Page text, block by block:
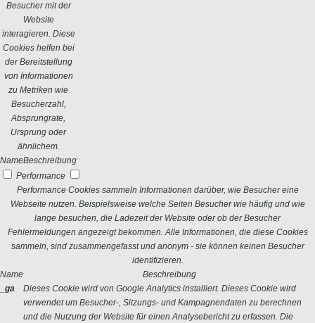
Besucher mit der
Website
interagieren. Diese
Cookies helfen bei
der Bereitstellung
von Informationen
zu Metriken wie
Besucherzahl,
Absprungrate,
Ursprung oder
ähnlichem.
NameBeschreibung
Performance
Performance Cookies sammeln Informationen darüber, wie Besucher eine
Webseite nutzen. Beispielsweise welche Seiten Besucher wie häufig und wie
lange besuchen, die Ladezeit der Website oder ob der Besucher
Fehlermeldungen angezeigt bekommen. Alle Informationen, die diese Cookies
sammeln, sind zusammengefasst und anonym - sie können keinen Besucher
identifizieren.
Name
Beschreibung
_ga
Dieses Cookie wird von Google Analytics installiert. Dieses Cookie wird
verwendet um Besucher-, Sitzungs- und Kampagnendaten zu berechnen
und die Nutzung der Website für einen Analysebericht zu erfassen. Die